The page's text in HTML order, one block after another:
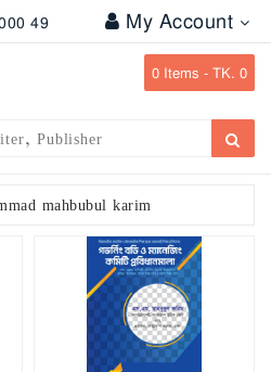
49 My Account
0 Items -TK. 0
mahbubul karim